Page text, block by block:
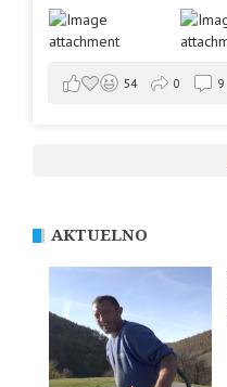
54 0 9
AKTUELNO